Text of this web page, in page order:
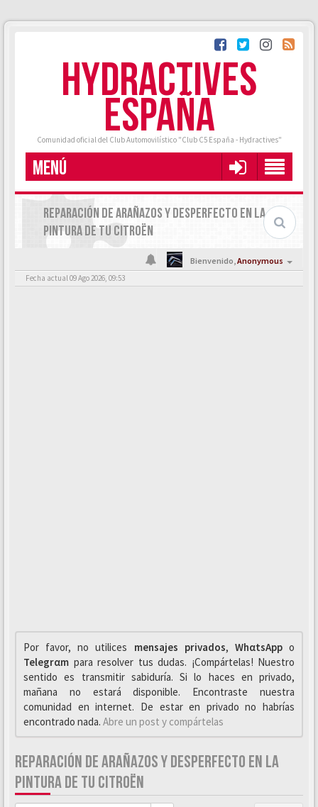
HYDRACTIVES
ESPAÑA
Comunidad oficial del Club Automovilístico "Club C5 España - Hydractives"
MENÚ
REPARACIÓN DE ARAÑAZOS Y DESPERFECTO EN LA
PINTURA DE TU CITROËN
Bienvenido,Anonymous
Fecha actual 09 Ago 2026, 09:53
Por favor, no utilices mensajes privados, WhαtsAppo
Telegrαm para resolver tus dudas. ¡Compártelas! Nuestro
sentido es transmitir sabiduría. Si lo haces en privado,
mañana no estará disponible. Encontraste nuestra
comunidad en internet. De estar en privado no habrías
encontrado nada. Abre un post y compártelas
REPARACIÓN DE ARAÑAZOS Y DESPERFECTO EN LA
PINTURA DE TU CITROËN